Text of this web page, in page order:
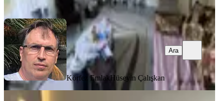
Körfez EmlakHüseyin Çalışkan
Ara